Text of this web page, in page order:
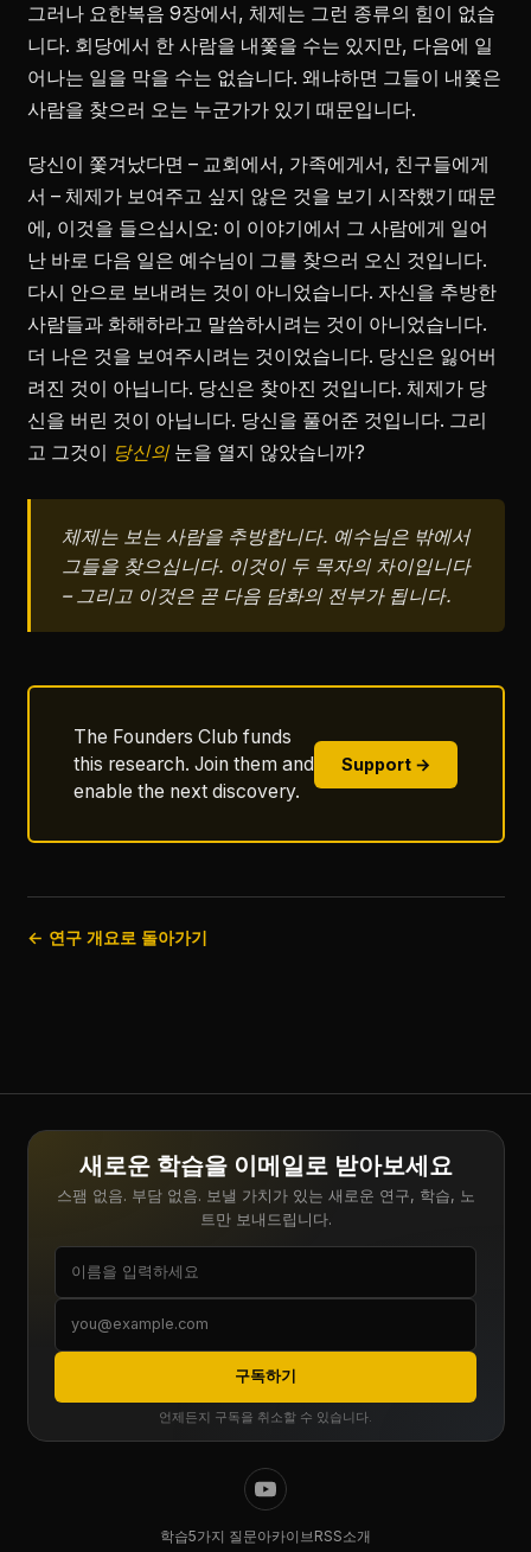
그러나 요한복음 9장에서, 체제는 그런 종류의 힘이 없습
니다. 회당에서 한 사람을 내쫓을 수는 있지만, 다음에 일
어나는 일을 막을 수는 없습니다. 왜냐하면 그들이 내쫓은
사람을 찾으러 오는 누군가가 있기 때문입니다.
당신이 쫓겨났다면 – 교회에서, 가족에게서, 친구들에게
서 – 체제가 보여주고 싶지 않은 것을 보기 시작했기 때문
에, 이것을 들으십시오: 이 이야기에서 그 사람에게 일어
난 바로 다음 일은 예수님이 그를 찾으러 오신 것입니다.
다시 안으로 보내려는 것이 아니었습니다. 자신을 추방한
사람들과 화해하라고 말씀하시려는 것이 아니었습니다.
더 나은 것을 보여주시려는 것이었습니다. 당신은 잃어버
려진 것이 아닙니다. 당신은 찾아진 것입니다. 체제가 당
신을 버린 것이 아닙니다. 당신을 풀어준 것입니다. 그리
고 그것이 당신의눈을 열지 않았습니까?
체제는 보는 사람을 추방합니다. 예수님은 밖에서
그들을 찾으십니다. 이것이 두 목자의 차이입니다
– 그리고 이것은 곧 다음 담화의 전부가 됩니다.
The Founders Club funds
this research. Join them and
enable the next discovery.
Support →
← 연구 개요로 돌아가기
새로운 학습을 이메일로 받아보세요
스팸 없음. 부담 없음. 보낼 가치가 있는 새로운 연구, 학습, 노
트만 보내드립니다.
구독하기
언제든지 구독을 취소할 수 있습니다.
학습5가지 질문아카이브 RSS소개